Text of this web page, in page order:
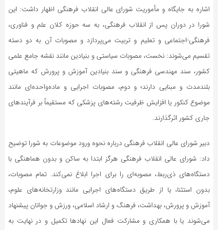
اشاره به جایگاه و مأموریت شورای عالی انقلاب فرهنگی اظهار داشت: این
شورا در دوران پس از انقلاب فرهنگی، به سه حوزه کلان علم و فناوری،
فرهنگی-اجتماعی و تعلیم و تربیت می‌پردازد و مصوبات آن به دو دسته
تقسیم می‌شوند: نخست، مصوبات سیاستی و بنیادین مانند نقشه جامع علمی
کشور، سند مهندسی فرهنگی و سند بنیادین آموزش و پرورش که ماهیتی
بلندمدت و مبنایی دارند؛ و دوم، مصوبات اجرایی و ماده‌واحده‌ای مانند
موضوع کنکور یا افزایش ظرفیت رشته‌های پزشکی که مستقیماً بر فرآیندهای
جاری کشور اثرگذارند.
دبیر شورای عالی انقلاب فرهنگی درباره نحوه ورود موضوعات به شورا توضیح
داد: شورای عالی انقلاب فرهنگی هرگز ابتدا به ساکن و بدون هماهنگی با
دستگاه‌های ذی‌ربط، مصوبه‌ای را برای اجرا ابلاغ نمی‌کند. تمام مصوبات،
بدون استثنا، یا از طریق دستگاه‌های اجرایی مانند وزارتخانه‌های علوم،
آموزش و پرورش، بهداشت، فرهنگ و ارشاد اسلامی، ورزش و جوانان پیشنهاد
می‌شوند یا با همکاری و مشارکت فعال این نهادها تکمیل و در نهایت به